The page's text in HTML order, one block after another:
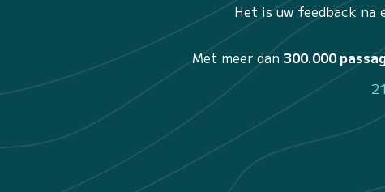
Het is uw feedback na
Met meer dan 300.000